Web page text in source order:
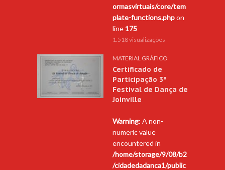
ormasvirtuais/core/tem
plate-functions.phpon
line 175
1.518 visualizações
MATERIAL GRÁFICO
Certificado de
Participação 3º
Festival de Dança de
Joinville
Warning: A non-
numeric value
encountered in
/home/storage/9/08/b2
/cidadedadanca1/public